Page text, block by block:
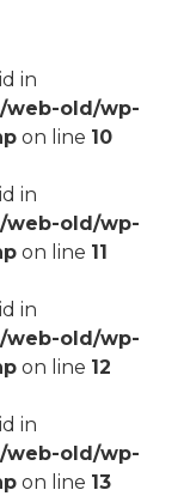
in
web-old/wp-
on line 10
in
web-old/wp-
on line 11
in
web-old/wp-
on line 12
in
web-old/wp-
on line 13